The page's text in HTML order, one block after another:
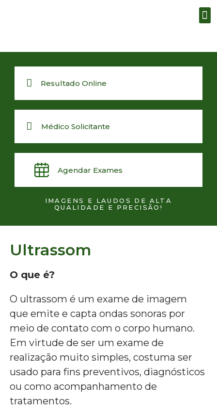
Resultado Online
Médico Solicitante
Agendar Exames
IMAGENS E LAUDOS DE ALTA
QUALIDADE E PRECISÃO!
Ultrassom
O que é?
O ultrassom é um exame de imagem
que emite e capta ondas sonoras por
meio de contato com o corpo humano.
Em virtude de ser um exame de
realização muito simples, costuma ser
usado para fins preventivos, diagnósticos
ou como acompanhamento de
tratamentos.